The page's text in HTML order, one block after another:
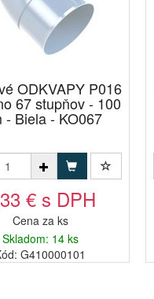
ODKVAPY P016
67 stupňov - 100
- Biela - KO067
€ s DPH
Cena za ks
Skladom: 14 ks
G410000101